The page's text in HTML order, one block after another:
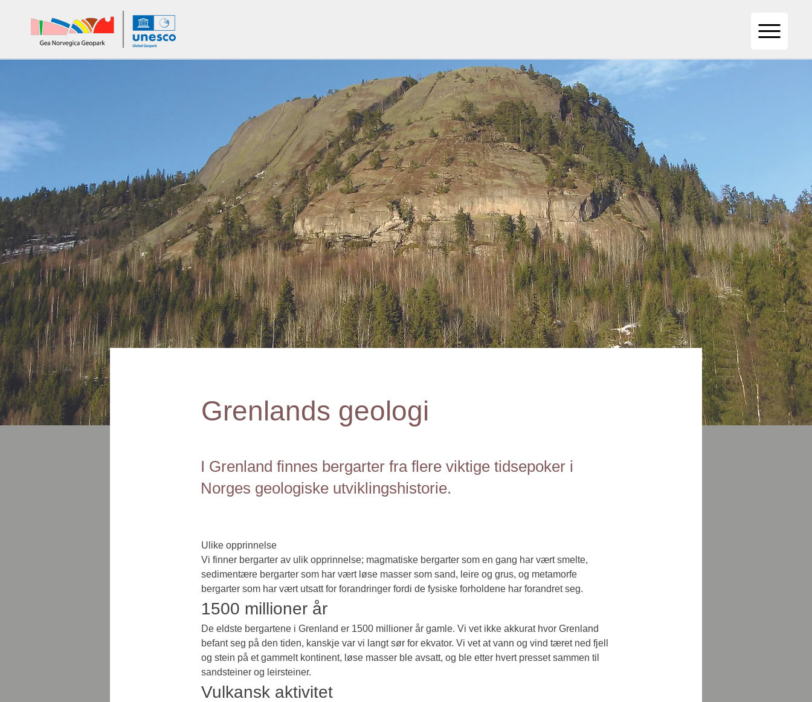
Grenlands geologi
I Grenland finnes bergarter fra flere viktige tidsepoker i
Norges geologiske utviklingshistorie.
Ulike opprinnelse
Vi finner bergarter av ulik opprinnelse; magmatiske bergarter som en gang har vært smelte,
sedimentære bergarter som har vært løse masser som sand, leire og grus, og metamorfe
bergarter som har vært utsatt for forandringer fordi de fysiske forholdene har forandret seg.
1500 millioner år
De eldste bergartene i Grenland er 1500 millioner år gamle. Vi vet ikke akkurat hvor Grenland
befant seg på den tiden, kanskje var vi langt sør for ekvator. Vi vet at vann og vind tæret ned fjell
og stein på et gammelt kontinent, løse masser ble avsatt, og ble etter hvert presset sammen til
sandsteiner og leirsteiner.
Vulkansk aktivitet